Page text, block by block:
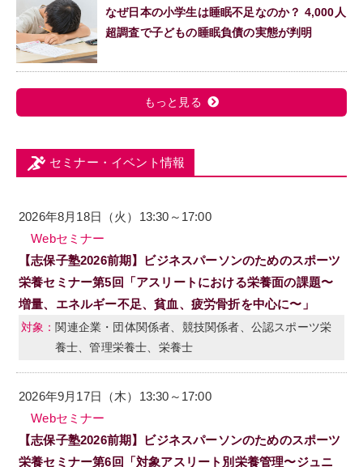
なぜ日本の小学生は睡眠不足なのか？ 4,000人
超調査で子どもの睡眠負債の実態が判明
もっと見る
セミナー・イベント情報
2026年8月18日（火）13:30～17:00
Webセミナー
【志保子塾2026前期】ビジネスパーソンのためのスポーツ
栄養セミナー第5回「アスリートにおける栄養面の課題〜
増量、エネルギー不足、貧血、疲労骨折を中心に〜」
関連企業・団体関係者、競技関係者、公認スポーツ栄
養士、管理栄養士、栄養士
2026年9月17日（木）13:30～17:00
Webセミナー
【志保子塾2026前期】ビジネスパーソンのためのスポーツ
栄養セミナー第6回「対象アスリート別栄養管理〜ジュニ